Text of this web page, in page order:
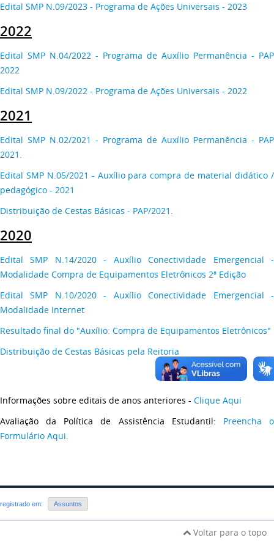
Edital SMP N.09/2023 - Programa de Ações Universais - 2023
2022
Edital SMP N.04/2022 - Programa de Auxílio Permanência - PAP
2022
Edital SMP N.09/2022 - Programa de Ações Universais - 2022
2021
Edital SMP N.02/2021 - Programa de Auxílio Permanência - PAP
2021.
Edital SMP N.05/2021 - Auxílio para compra de material didático /
pedagógico - 2021
Distribuição de Cestas Básicas - PAP/2021.
2020
Edital SMP N.14/2020 - Auxílio Conectividade Emergencial -
Modalidade Compra de Equipamentos Eletrônicos 2ª Edição
Edital SMP N.10/2020 - Auxílio Conectividade Emergencial -
Modalidade Internet
Resultado final do "Auxílio: Compra de Equipamentos Eletrônicos"
Distribuição de Cestas Básicas pela Reitoria
Informações sobre editais de anos anteriores - Clique Aqui
Avaliação da Política de Assistência Estudantil: Preencha o
Formulário Aqui.
registrado em: Assuntos
Voltar para o topo